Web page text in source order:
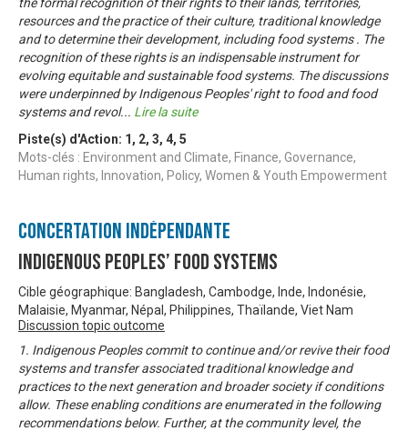
resources and the practice of their culture, traditional knowledge
and to determine their development, including food systems . The
recognition of these rights is an indispensable instrument for
evolving equitable and sustainable food systems. The discussions
were underpinned by Indigenous Peoples' right to food and food
systems and revol... Lire la suite
Piste(s) d'Action: 1 , 2, 3, 4, 5
Mots-clés : Environment and Climate, Finance, Governance,
Human rights, Innovation, Policy, Women & Youth Empowerment
Concertation Indépendante
Indigenous Peoples’ Food Systems
Cible géographique: Bangladesh, Cambodge, Inde, Indonésie,
Malaisie, Myanmar, Népal, Philippines, Thaïlande, Viet Nam
Discussion topic outcome
1. Indigenous Peoples commit to continue and/or revive their food
systems and transfer associated traditional knowledge and
practices to the next generation and broader society if conditions
allow. These enabling conditions are enumerated in the following
recommendations below. Further, at the community level, the